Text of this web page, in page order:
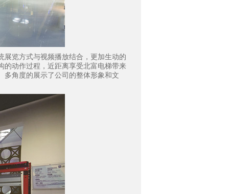
览方式与视频播放结合，更加生动的
的动作过程，近距离享受北富电梯带来
多角度的展示了公司的整体形象和文